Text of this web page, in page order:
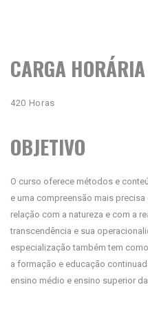
CARGA HORÁRIA
420 Horas
OBJETIVO
O curso oferece métodos e
e uma compreensão mais
relação com a natureza e com a
transcendência e sua
especialização também tem
a formação e educação
ensino médio e ensino superior